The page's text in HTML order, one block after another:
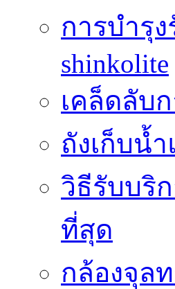
การบำรุ
shinkolite
เคล็ดลับ
ถังเก็บน้
วิธีรับบริ
ที่สุด
กล้องจุล